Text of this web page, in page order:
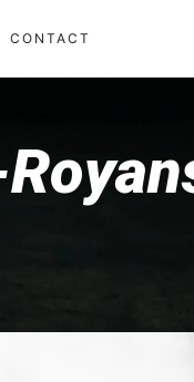
CONTACT